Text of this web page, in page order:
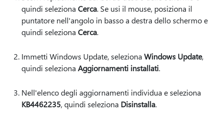
quindi seleziona Cerca. Se usi il mouse, posiziona il
puntatore nell'angolo in basso a destra dello schermo e
quindi seleziona Cerca.
Immetti Windows Update, seleziona Windows Update,
quindi seleziona Aggiornamenti installati.
Nell'elenco degli aggiornamenti individua e seleziona
KB4462235, quindi seleziona Disinstalla.